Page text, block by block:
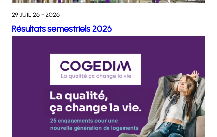
29 JUIL 26 - 2026
Résultats semestriels 2026